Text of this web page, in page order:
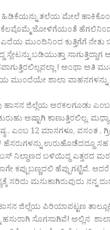
ತಲೆಯ ಮೇಲೆ
ಕೆಲವೊಮ್ಮೆ ಜೋಳಿಗೆಯಂತೆ
ಮುಂದಿನಿಂದ ಕುತ್ತಿಗೆಗೆ ನೇತು
ಬಡಿಯುತ್ತಾ ಸಾಗುತ್ತಿದ್ದಾಗ
! ಅಂಥಾ ಅತಿ
ಮುಂದೆಯೇ ಶಾಲಾ ವಾಹನಗಳನ್ನು
ಹಾಸನ ಜಿಲ್ಲೆಯ ಅರಕಲಗೂಡು ಎಂಬ
ಅಷ್ಟಾಗಿ ಕಾಣುತ್ತಿರಲಿಲ್ಲ.
ಎಂಬ 12 ಮಾಸಗಳೂ, ವಸಂತ ,
ಹೆಸರುಗಳನ್ನು ಉರುಹೊಡೆದದ್ದೂ
ಬಳಿಯಿದ್ದ ಎತ್ತರದ ಮರದ
ಕಪ್ಪುಬಣ್ಣದಲಿ
ಮಸುಕಾಗಿರುವುದು ನನ್ನ
ಜಿಲ್ಲೆಯ ಪಿರಿಯಾಪಟ್ಟಣ
ಹಸುರಾಗಿ ಸೊಗಸಾಗಿವೆ! ಅಲ್ಲಿನ